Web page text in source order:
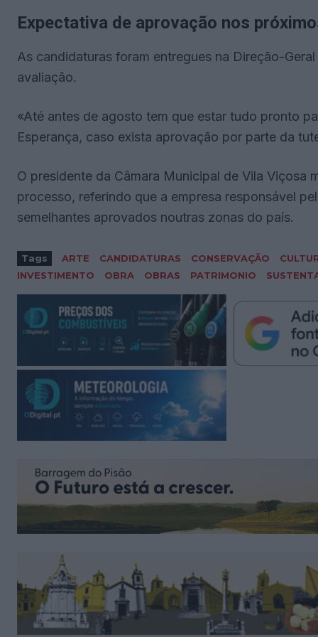
Expectativa de aprovação nos
As candidaturas foram entregues na Direção-
avaliação.
«Até antes de agosto tem que estar tudo pronto
Esperança, caso exista aprovação por parte da
O presidente da Câmara Municipal de Vila
processo, referindo que a empresa responsável
semelhantes aprovados noutras zonas do país.
Tags ARTE CANDIDATURAS CONSERVAÇÃO
INVESTIMENTO
OBRA OBRAS PATRIMONIO